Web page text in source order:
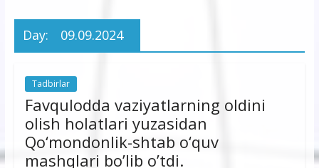
korxonasi”
Day: 09.09.2024
Tadbirlar
Favqulodda vaziyatlarning oldini
olish holatlari yuzasidan
Qo‘mondonlik-shtab o‘quv
mashqlari bo’lib o’tdi.